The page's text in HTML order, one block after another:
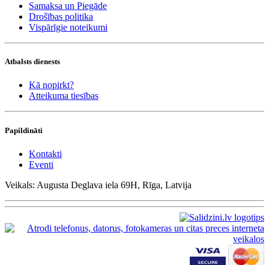
Samaksa un Piegāde
Drošības politika
Vispārīgie noteikumi
Atbalsts dienests
Kā nopirkt?
Atteikuma tiesības
Papildināti
Kontakti
Eventi
Veikals: Augusta Deglava iela 69H, Rīga, Latvija